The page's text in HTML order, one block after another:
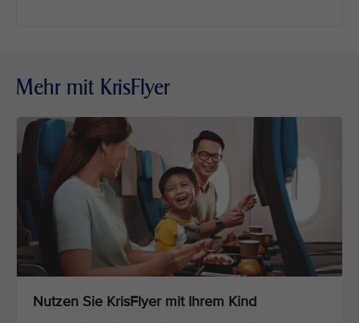
Mehr mit KrisFlyer
Nutzen Sie KrisFlyer mit Ihrem Kind